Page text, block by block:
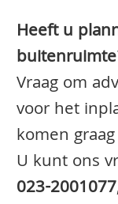
Heeft u
Vraag om
voor het
komen
U kunt ons
023-2001077